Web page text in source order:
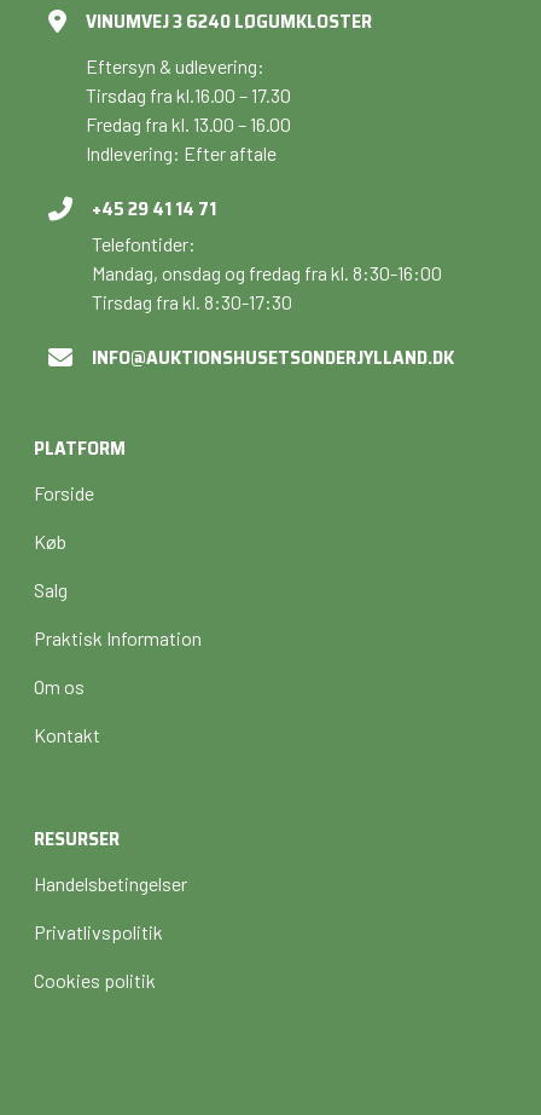
VINUMVEJ 3 6240 LØGUMKLOSTER
Eftersyn & udlevering:
Tirsdag fra kl.16.00 – 17.30
Fredag fra kl. 13.00 – 16.00
Indlevering: Efter aftale
+45 29 41 14 71
Telefontider:
Mandag, onsdag og fredag fra kl. 8:30-16:00
Tirsdag fra kl. 8:30-17:30
INFO@AUKTIONSHUSETSONDERJYLLAND.DK
PLATFORM
Forside
Køb
Salg
Praktisk Information
Om os
Kontakt
RESURSER
Handelsbetingelser
Privatlivspolitik
Cookies politik